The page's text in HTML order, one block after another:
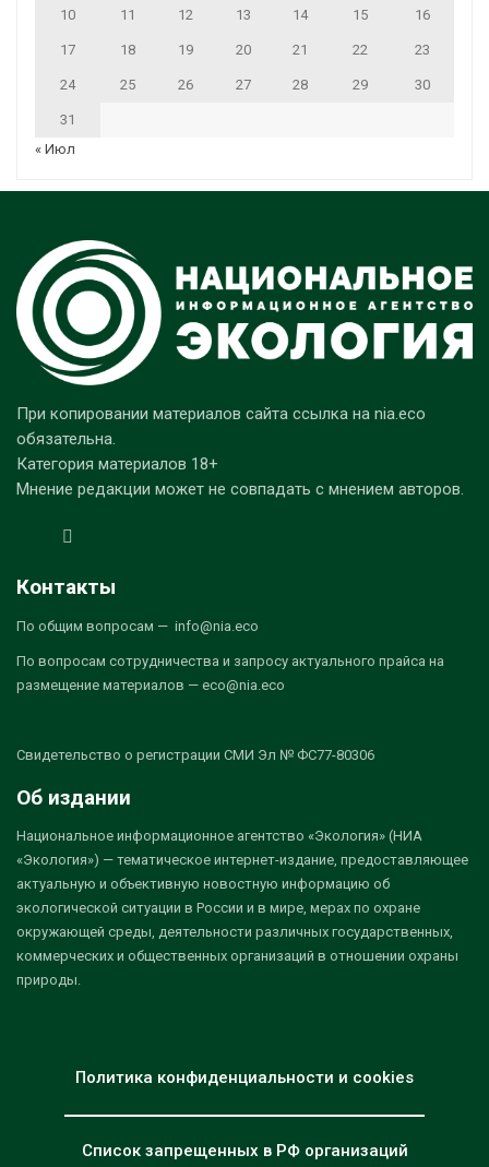
10 11 12 13 14 15 16
17 18 19 20 21 22 23
24 25 26 27 28 29 30
31
« Июл
При копировании материалов сайта ссылка на nia.eco
обязательна.
Категория материалов 18+
Мнение редакции может не совпадать с мнением авторов.
Контакты
По общим вопросам — info@nia.eco
По вопросам сотрудничества и запросу актуального прайса на
размещение материалов — eco@nia.eco
Свидетельство о регистрации СМИ Эл № ФС77-80306
Об издании
Национальное информационное агентство «Экология» (НИА
«Экология») — тематическое интернет-издание, предоставляющее
актуальную и объективную новостную информацию об
экологической ситуации в России и в мире, мерах по охране
окружающей среды, деятельности различных государственных,
коммерческих и общественных организаций в отношении охраны
природы.
Политика конфиденциальности и cookies
Список запрещенных в РФ организаций